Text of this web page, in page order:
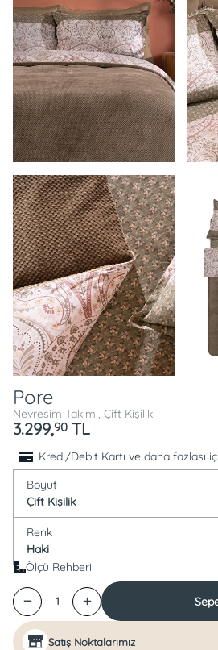
Pore
Nevresim Takımı, Çift Kişilik
3.299,90 TL
Kredi/Debit Kartı ve daha fazlası
Boyut
Çift Kişilik
Renk
Haki
Ölçü Rehberi
1
Satış Noktalarımız